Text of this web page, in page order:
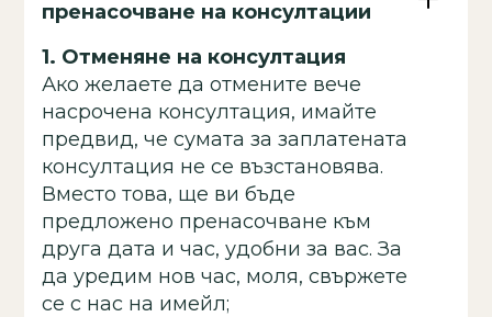
пренасочване на консултации
1. Отменяне на консултация
Ако желаете да отмените вече
насрочена консултация, имайте
предвид, че сумата за заплатената
консултация не се възстановява.
Вместо това, ще ви бъде
предложено пренасочване към
друга дата и час, удобни за вас. За
да уредим нов час, моля, свържете
се с нас на имейл;